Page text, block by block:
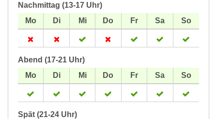
Nachmittag (13-17 Uhr)
Abend (17-21 Uhr)
Spät (21-24 Uhr)